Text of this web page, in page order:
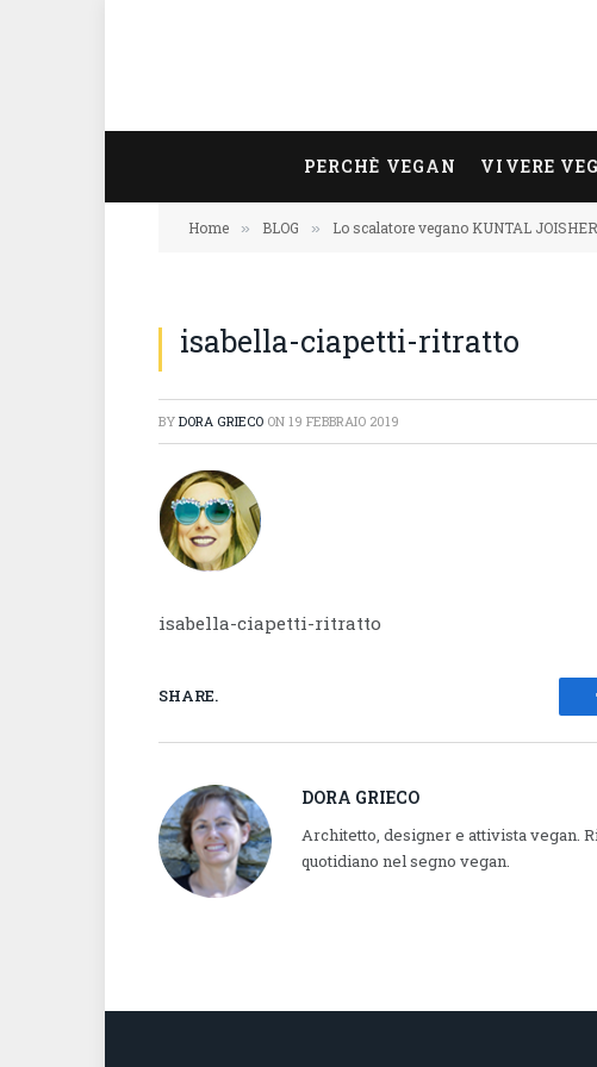
PERCHÈ VEGAN VIVERE
Home » BLOG » Lo scalatore vegano KUNTAL
isabella-ciapetti-ritratto
BY DORA GRIECO ON 19 FEBBRAIO 2019
isabella-ciapetti-ritratto
SHARE.
DORA GRIECO
Architetto, designer e attivista vegan.
quotidiano nel segno vegan.